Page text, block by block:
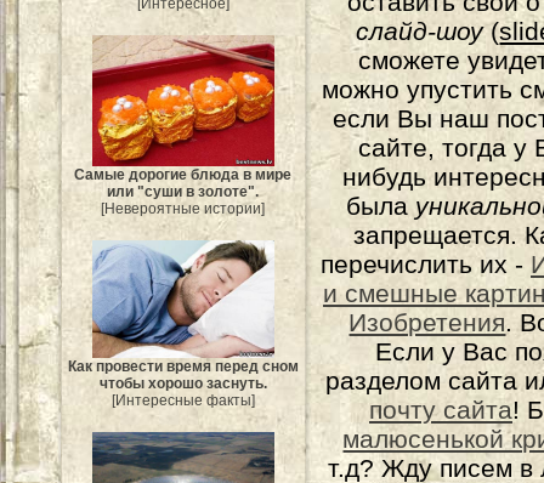
[Интересное]
Самые дорогие блюда в мире
или "суши в золоте".
[Невероятные истории]
Как провести время перед сном
чтобы хорошо заснуть.
[Интересные факты]
слайд-шоу(
сможете
можно упустить
если Вы наш
сайте, тогда у
нибудь
была
запрещается.
перечислить их -
и смешные
Изобретения.
Если у Вас
разделом сайта
почту сайта!
малюсенькой
т.д? Жду писем в